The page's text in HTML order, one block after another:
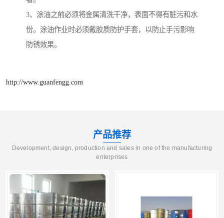
3、涂油之前必须将金属清洗干净，表面不得有脏污和水
份。涂油作业时必须戴胶质防护手套，以防止手污影响
防锈效果。
http://www.guanfengg.com
产品推荐
Development, design, production and sales in one of the manufacturing
enterprises